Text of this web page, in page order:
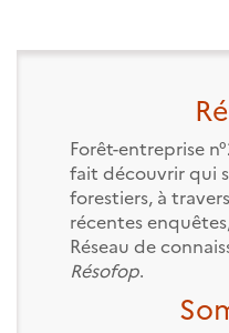
Forêt-entreprise
fait découvrir qui
forestiers, à
récentes
Réseau de
Résofop.